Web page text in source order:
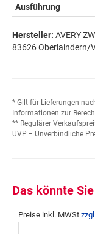
Ausführung
Hersteller: AVERY
83626 Oberlaindern/
* Gilt für Lieferungen
Informationen zur
** Regulärer
UVP = Unverbindliche
Das könnte
Preise inkl. MWSt